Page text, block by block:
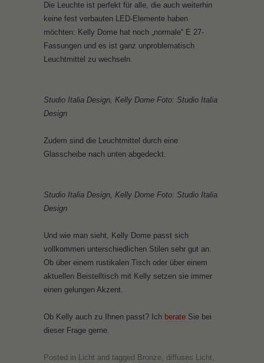
Die Leuchte ist perfekt für alle, die auch weiterhin
keine fest verbauten LED-Elemente haben
möchten: Kelly Dome hat noch „normale“ E 27-
Fassungen und es ist ganz unproblematisch
Leuchtmittel zu wechseln.
Studio Italia Design, Kelly Dome Foto: Studio Italia
Design
Zudem sind die Leuchtmittel durch eine
Glasscheibe nach unten abgedeckt.
Studio Italia Design, Kelly Dome Foto: Studio Italia
Design
Und wie man sieht, Kelly Dome passt sich
vollkommen unterschiedlichen Stilen sehr gut an.
Ob über einem rustikalen Tisch oder über einem
aktuellen Beistelltisch mit Kelly setzen sie immer
einen gelungen Akzent.
Ob Kelly auch zu Ihnen passt? Ich berate Sie bei
dieser Frage gerne.
Posted in Licht and tagged Bronze, diffuses Licht,